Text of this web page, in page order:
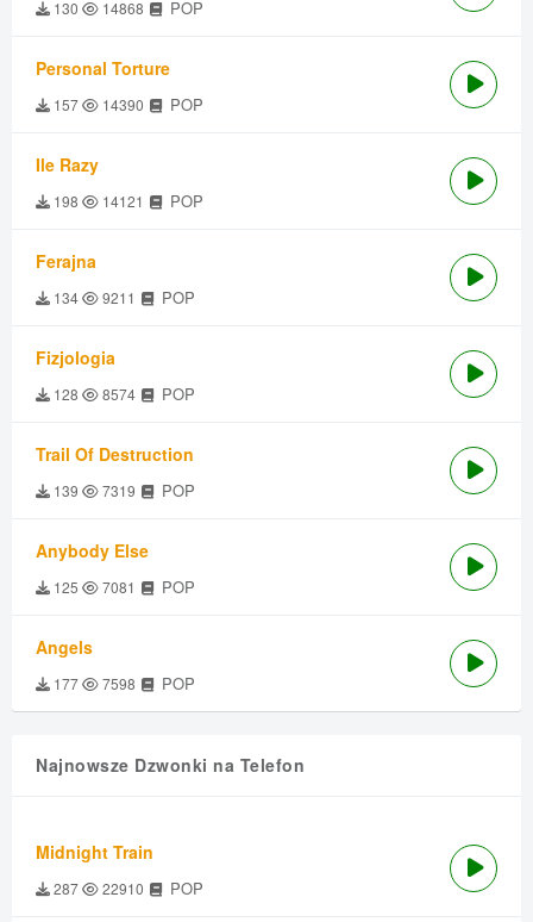
130 14868 POP
Personal Torture
157 14390 POP
Ile Razy
198 14121 POP
Ferajna
134 9211 POP
Fizjologia
128 8574 POP
Trail Of Destruction
139 7319 POP
Anybody Else
125 7081 POP
Angels
177 7598 POP
Najnowsze Dzwonki na Telefon
Midnight Train
287 22910 POP